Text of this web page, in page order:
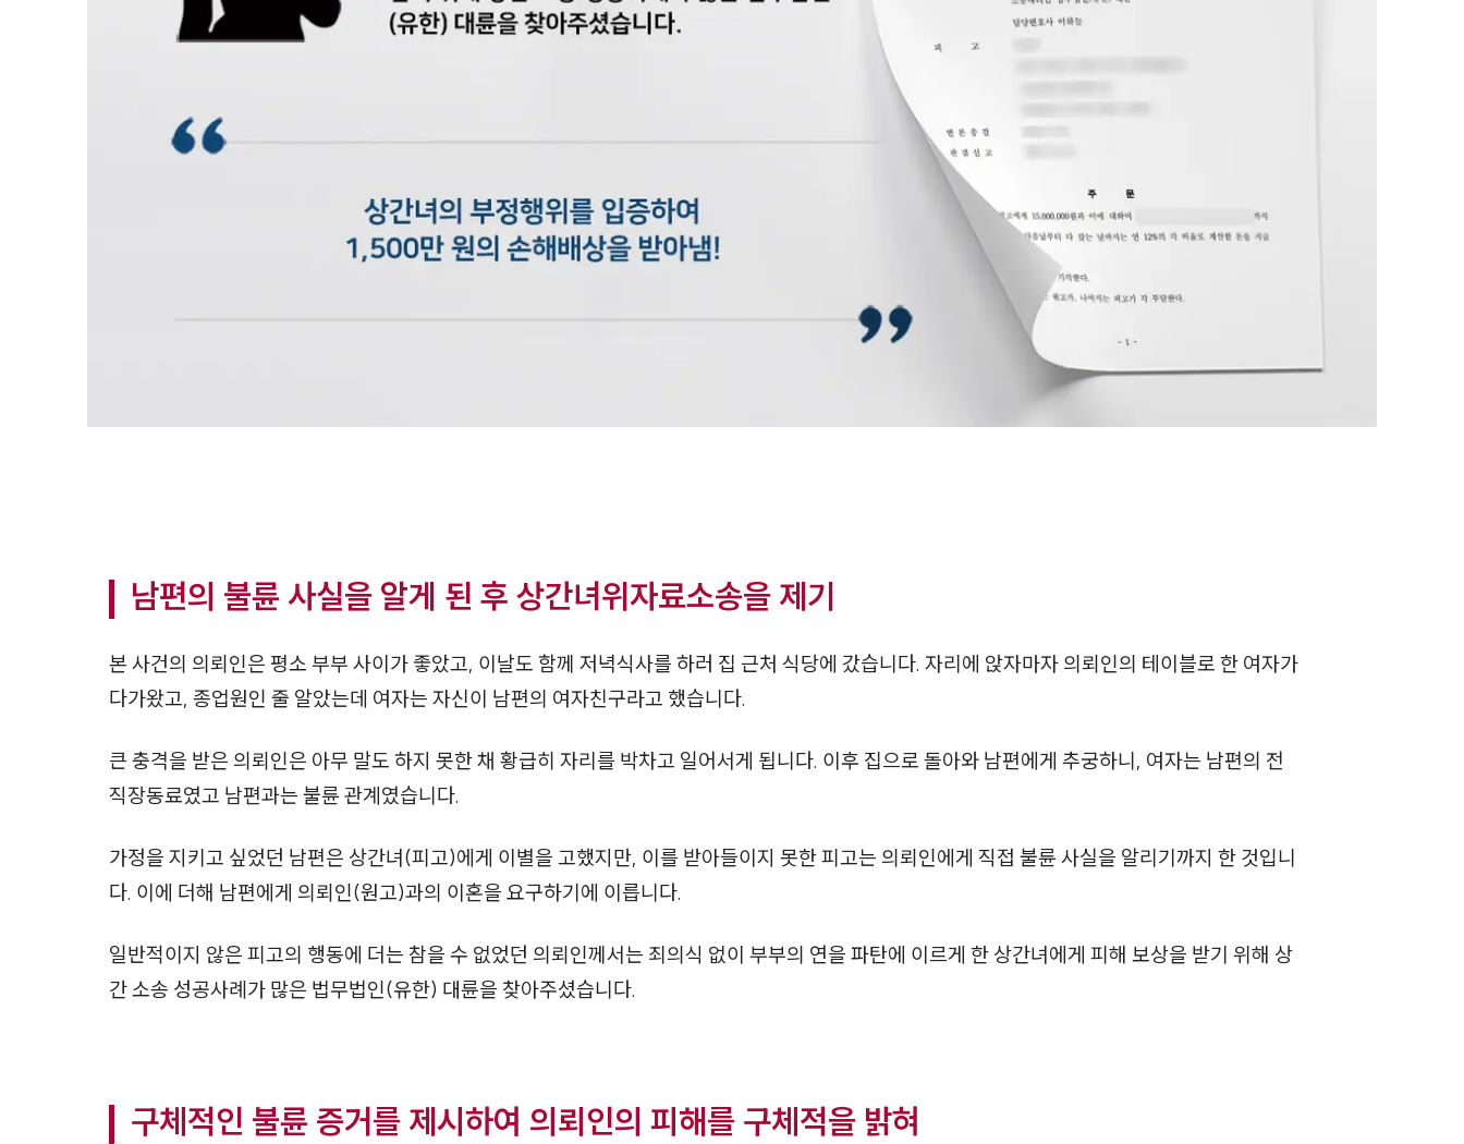
그룹소개
통합검색
남편의 불륜 사실을 알게 된 후 상간녀위자료소송을 제기
본 사건의 의뢰인은 평소 부부 사이가 좋았고, 이날도 함께 저녁식사를 하러 집 근처 식당에 갔습니다. 자리에 앉자마자 의뢰인의 테이블로 한 여자가
다가왔고, 종업원인 줄 알았는데 여자는 자신이 남편의 여자친구라고 했습니다.
큰 충격을 받은 의뢰인은 아무 말도 하지 못한 채 황급히 자리를 박차고 일어서게 됩니다. 이후 집으로 돌아와 남편에게 추궁하니, 여자는 남편의 전
직장동료였고 남편과는 불륜 관계였습니다.
가정을 지키고 싶었던 남편은 상간녀(피고)에게 이별을 고했지만, 이를 받아들이지 못한 피고는 의뢰인에게 직접 불륜 사실을 알리기까지 한 것입니
다. 이에 더해 남편에게 의뢰인(원고)과의 이혼을 요구하기에 이릅니다.
일반적이지 않은 피고의 행동에 더는 참을 수 없었던 의뢰인께서는 죄의식 없이 부부의 연을 파탄에 이르게 한 상간녀에게 피해 보상을 받기 위해 상
간 소송 성공사례가 많은 법무법인(유한) 대륜을 찾아주셨습니다.
구체적인 불륜 증거를 제시하여 의뢰인의 피해를 구체적을 밝혀